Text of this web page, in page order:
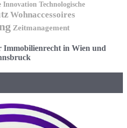
Innovation Technologische
Wohnaccessoires
Zeitmanagement
in Wien und